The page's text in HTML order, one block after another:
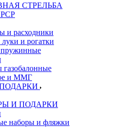
СТРЕЛЬБА
и расходники
и рогатки
газобалонные
и ММГ
И ПОДАРКИ
наборы и фляжки